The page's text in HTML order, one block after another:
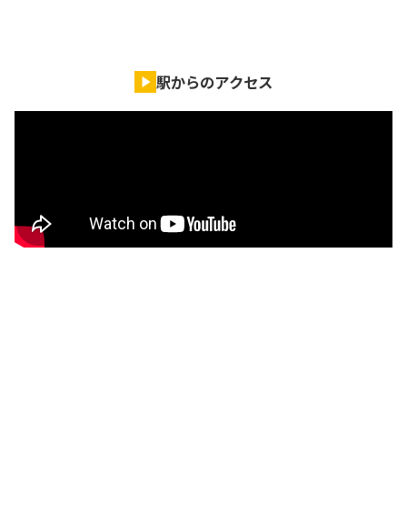
駅からのアクセス